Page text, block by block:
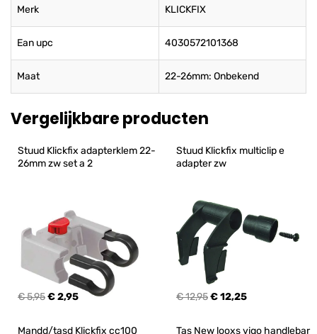
Merk KLICKFIX
Ean upc 4030572101368
Maat 22-26mm: Onbekend
Vergelijkbare producten
Stuud Klickfix adapterklem 22-
26mm zw set a 2
€ 5,95€ 2,95
Stuud Klickfix multiclip e
adapter zw
€ 12,95€ 12,25
Mandd/tasd Klickfix cc100
Tas New looxs vigo handlebar